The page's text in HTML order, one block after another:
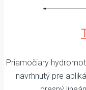
Priamočiary
navrhnutý pre